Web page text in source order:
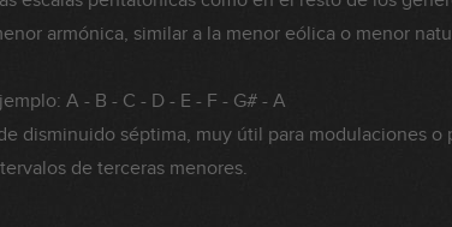
armónica, similar a la menor eólica o menor
A - B - C - D - E - F - G# - A
disminuido séptima, muy útil para modulaciones o
de terceras menores.